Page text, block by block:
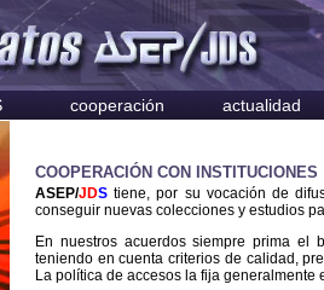
cooperación actualidad
COOPERACIÓN CON INSTITUCIONES
ASEP/JDS tiene, por su vocación de
conseguir nuevas colecciones y estudios
En nuestros acuerdos siempre prima
teniendo en cuenta criterios de calidad,
La política de accesos la fija generalmente